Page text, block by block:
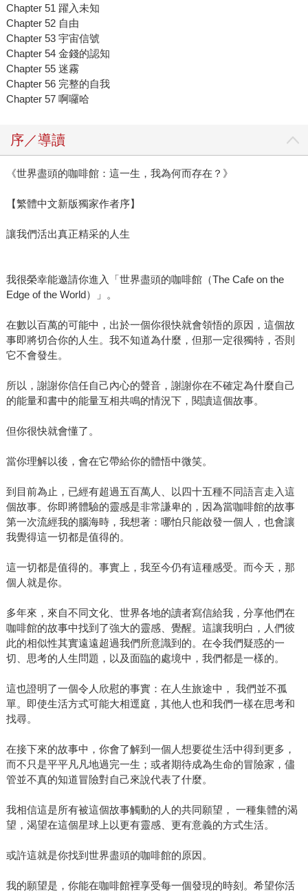
Chapter 51 躍入未知
Chapter 52 自由
Chapter 53 宇宙信號
Chapter 54 金錢的認知
Chapter 55 迷霧
Chapter 56 完整的自我
Chapter 57 啊囉哈
序／導讀
《世界盡頭的咖啡館：這一生，我為何而存在？》
【繁體中文新版獨家作者序】
讓我們活出真正精采的人生
我很榮幸能邀請你進入「世界盡頭的咖啡館（The Cafe on the
Edge of the World）」。
在數以百萬的可能中，出於一個你很快就會領悟的原因，這個故
事即將切合你的人生。我不知道為什麼，但那一定很獨特，否則
它不會發生。
所以，謝謝你信任自己內心的聲音，謝謝你在不確定為什麼自己
的能量和書中的能量互相共鳴的情況下，閱讀這個故事。
但你很快就會懂了。
當你理解以後，會在它帶給你的體悟中微笑。
到目前為止，已經有超過五百萬人、以四十五種不同語言走入這
個故事。你即將體驗的靈感是非常謙卑的，因為當咖啡館的故事
第一次流經我的腦海時，我想著：哪怕只能啟發一個人，也會讓
我覺得這一切都是值得的。
這一切都是值得的。事實上，我至今仍有這種感受。而今天，那
個人就是你。
多年來，來自不同文化、世界各地的讀者寫信給我，分享他們在
咖啡館的故事中找到了強大的靈感、覺醒。這讓我明白，人們彼
此的相似性其實遠遠超過我們所意識到的。在令我們疑惑的一
切、思考的人生問題，以及面臨的處境中，我們都是一樣的。
這也證明了一個令人欣慰的事實：在人生旅途中， 我們並不孤
單。即使生活方式可能大相逕庭，其他人也和我們一樣在思考和
找尋。
在接下來的故事中，你會了解到一個人想要從生活中得到更多，
而不只是平平凡凡地過完一生；或者期待成為生命的冒險家，儘
管並不真的知道冒險對自己來說代表了什麼。
我相信這是所有被這個故事觸動的人的共同願望， 一種集體的渴
望，渴望在這個星球上以更有靈感、更有意義的方式生活。
或許這就是你找到世界盡頭的咖啡館的原因。
我的願望是，你能在咖啡館裡享受每一個發現的時刻。希望你活